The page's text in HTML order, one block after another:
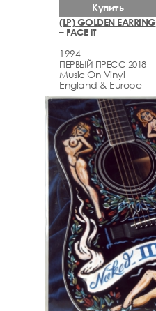
(LP) GOLDEN EARRING
– FACE IT
1994
ПЕРВЫЙ ПРЕСС 2018
Music On Vinyl
England & Europe
Купить